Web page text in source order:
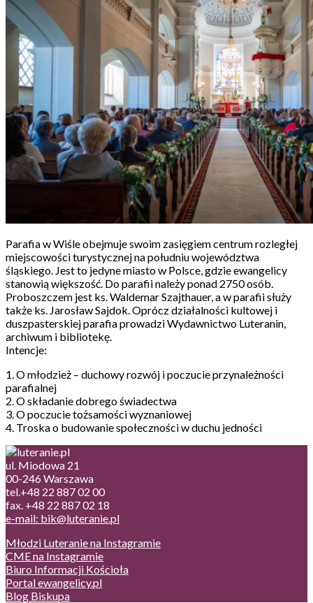
Parafia w Wiśle obejmuje swoim zasięgiem centrum rozległej
miejscowości turystycznej na południu województwa
śląskiego. Jest to jedyne miasto w Polsce, gdzie ewangelicy
stanowią większość. Do parafii należy ponad 2750 osób.
Proboszczem jest ks. Waldemar Szajthauer, a w parafii służy
także ks. Jarosław Sajdok. Oprócz działalności kultowej i
duszpasterskiej parafia prowadzi Wydawnictwo Luteranin,
archiwum i bibliotekę.
Intencje:
1. O młodzież – duchowy rozwój i poczucie przynależności
parafialnej
2. O składanie dobrego świadectwa
3. O poczucie tożsamości wyznaniowej
4. Troska o budowanie społeczności w duchu jedności
ul. Miodowa 21
00-246 Warszawa
tel.+48 22 887 02 00
fax. +48 22 887 02 18
e-mail: bik@luteranie.pl
Młodzi Luteranie na Instagramie
CME na Instagramie
Biuro Informacji Kościoła
Portal ewangelicy.pl
Blog Biskupa